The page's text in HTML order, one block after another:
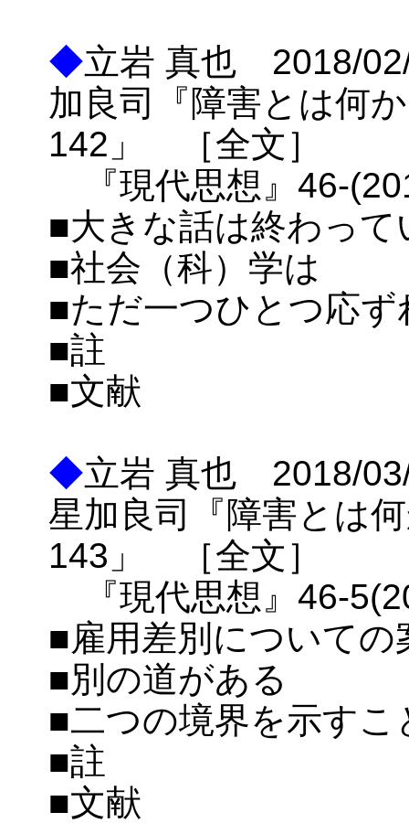
◆立岩 真也 2018/
加良司『障害とは何
142」 ［全文］
『現代思想』46-
■大きな話は終わって
■社会（科）学は
■ただ一つひとつ応
■註
■文献
◆立岩 真也 2018/
星加良司『障害とは
143」 ［全文］
『現代思想』46-
■雇用差別についての
■別の道がある
■二つの境界を示す
■註
■文献